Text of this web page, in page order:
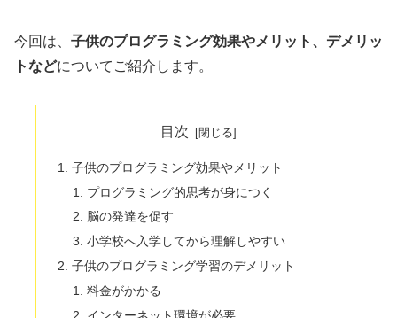
今回は、 子供のプログラミング効果やメリット、デメリッ
トなどについてご紹介します。
目次
子供のプログラミング効果やメリット
プログラミング的思考が身につく
脳の発達を促す
小学校へ入学してから理解しやすい
子供のプログラミング学習のデメリット
料金がかかる